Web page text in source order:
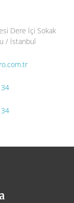
Dere İçi Sokak
/ İstanbul